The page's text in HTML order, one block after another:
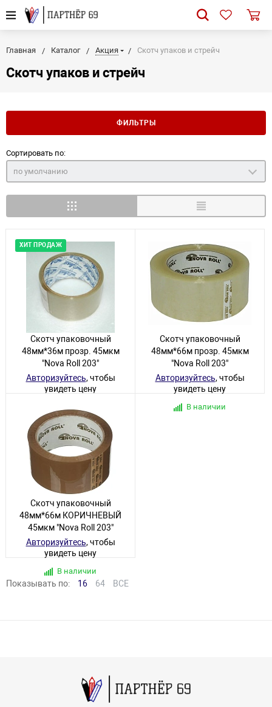
Главная Каталог Акция Скотч упаков и стрейч
Скотч упаков и стрейч
ФИЛЬТРЫ
Сортировать по:
по умолчанию
ХИТ ПРОДАЖ
Скотч упаковочный
48мм*36м прозр. 45мкм
"Nova Roll 203"
Авторизуйтесь, чтобы
увидеть цену
Скотч упаковочный
48мм*66м прозр. 45мкм
"Nova Roll 203"
Авторизуйтесь, чтобы
увидеть цену
В наличии
Скотч упаковочный
48мм*66м КОРИЧНЕВЫЙ
45мкм "Nova Roll 203"
Авторизуйтесь, чтобы
увидеть цену
В наличии
Показывать по: 16 64 ВСЕ